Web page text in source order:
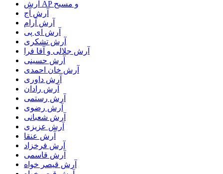
آرش AP و مسیح
آرش آج
آرش آرام
آرش ای پی
آرش تشکری
آرش جلالی و آقا فرا
آرش حسینی
آرش خان احمدی
آرش داوری
آرش رادان
آرش رستمى
آرش رضوی
آرش شعبانی
آرش عزیزی
آرش عنقا
آرش فرخزاد
آرش قاسمی
آرش قیصر خواه